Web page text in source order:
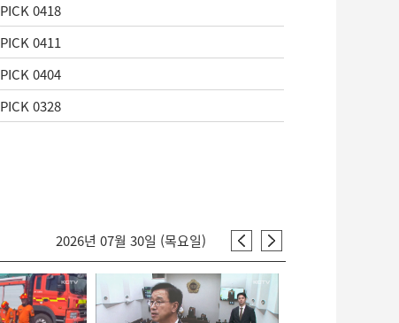
PICK 0418
PICK 0411
PICK 0404
PICK 0328
2026년 07월 30일 (목요일)